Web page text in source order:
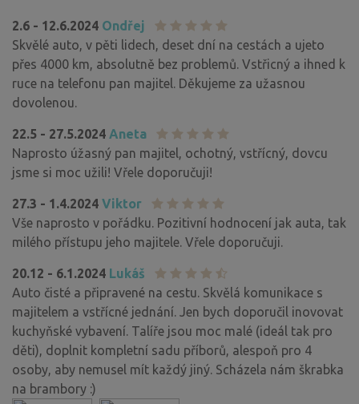
2.6 - 12.6.2024 Ondřej
Skvělé auto, v pěti lidech, deset dní na cestách a ujeto
přes 4000 km, absolutně bez problemů. Vstřicný a ihned k
ruce na telefonu pan majitel. Děkujeme za užasnou
dovolenou.
22.5 - 27.5.2024 Aneta
Naprosto úžasný pan majitel, ochotný, vstřícný, dovcu
jsme si moc užili! Vřele doporučuji!
27.3 - 1.4.2024 Viktor
Vše naprosto v pořádku. Pozitivní hodnocení jak auta, tak
milého přístupu jeho majitele. Vřele doporučuji.
20.12 - 6.1.2024 Lukáš
Auto čisté a připravené na cestu. Skvělá komunikace s
majitelem a vstřícné jednání. Jen bych doporučil inovovat
kuchyňské vybavení. Talíře jsou moc malé (ideál tak pro
děti), doplnit kompletní sadu příborů, alespoň pro 4
osoby, aby nemusel mít každý jiný. Scházela nám škrabka
na brambory :)